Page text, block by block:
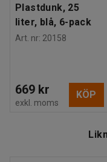
Plastdunk, 25
liter, blå, 6-pack
Art. nr: 20158
669 kr
exkl. moms
KÖP